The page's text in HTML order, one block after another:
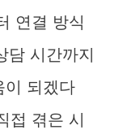
연결 방식
담 시간까지
이 되겠다
접 겪은 시